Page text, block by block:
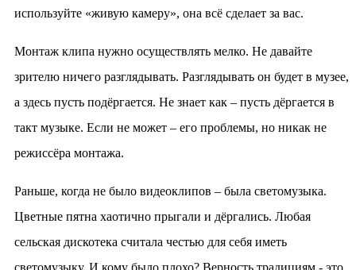
используйте «живую камеру», она всё сделает за вас.
Монтаж клипа нужно осуществлять мелко. Не давайте
зрителю ничего разглядывать. Разглядывать он будет в музее,
а здесь пусть подёргается. Не знает как – пусть дёргается в
такт музыке. Если не может – его проблемы, но никак не
режиссёра монтажа.
Раньше, когда не было видеоклипов – была светомузыка.
Цветные пятна хаотично прыгали и дёргались. Любая
сельская дискотека считала честью для себя иметь